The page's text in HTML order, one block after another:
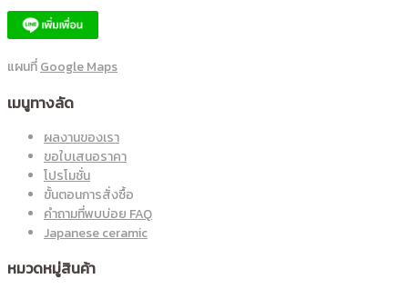
แผนที่Google Maps
เมนูทางลัด
ผลงานของเรา
ขอใบเสนอราคา
โปรโมชั่น
ขั้นตอนการสั่งซื้อ
คำถามที่พบบ่อย FAQ
Japanese ceramic
หมวดหมู่สินค้า